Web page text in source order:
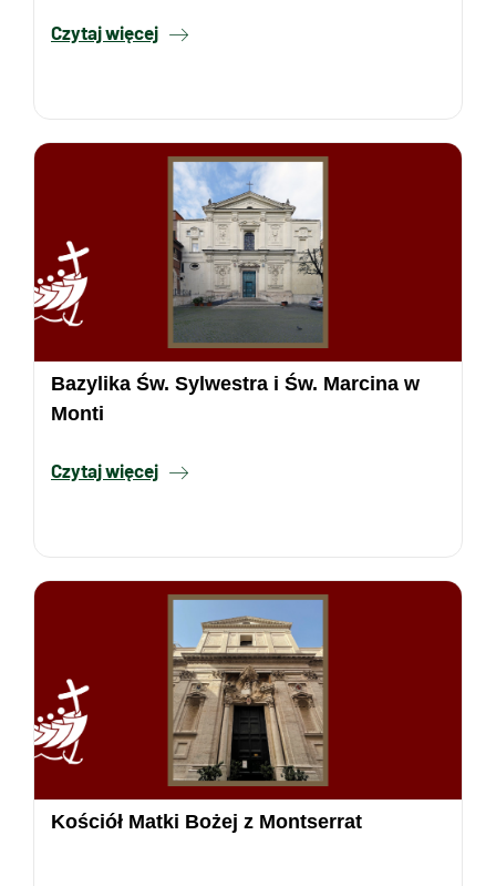
Czytaj więcej
Bazylika Św. Sylwestra i Św. Marcina w
Monti
Czytaj więcej
Kościół Matki Bożej z Montserrat